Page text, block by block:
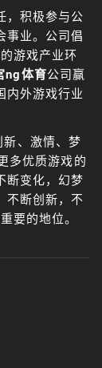
，积极参与公
事业。公司倡
游戏产业环
ng体育公司赢
内外游戏行业
新、激情、梦
多优质游戏的
断变化，幻梦
不断创新，不
要的地位。